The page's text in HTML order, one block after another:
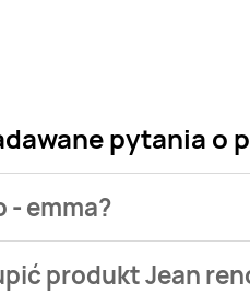
pytania o
- emma?
produkt Jean